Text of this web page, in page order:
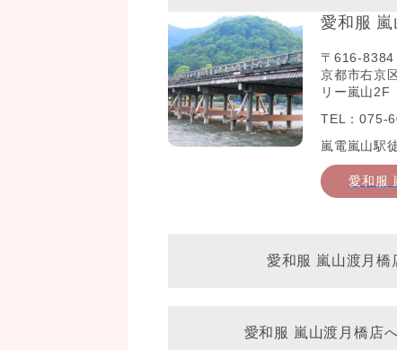
愛和服
〒616-8384
京都市右京
リー嵐山2F
TEL：075-
嵐電嵐山駅
愛和服
愛和服 嵐山渡月橋
愛和服 嵐山渡月橋店